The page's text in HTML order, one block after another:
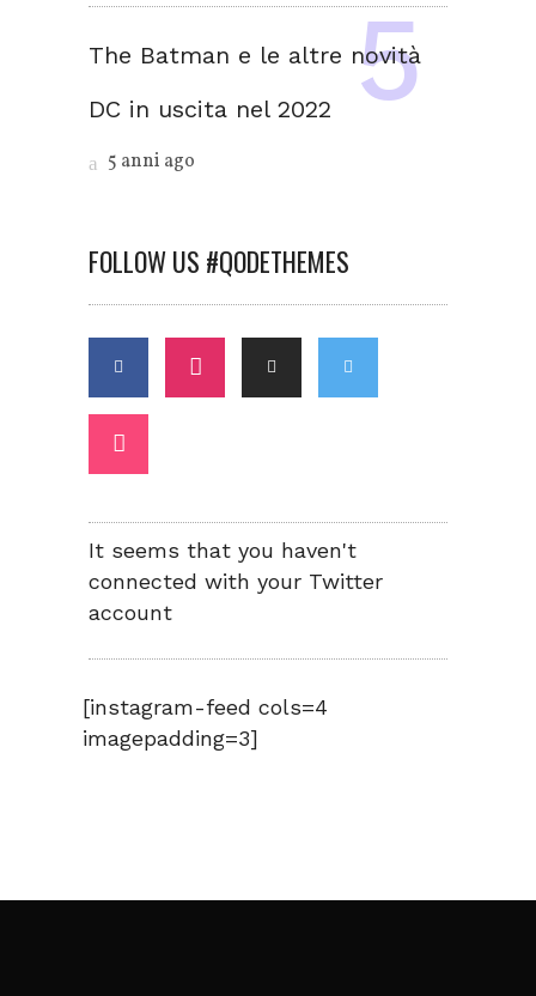
The Batman e le altre novità
DC in uscita nel 2022
5 anni ago
FOLLOW US #QODETHEMES
It seems that you haven't
connected with your Twitter
account
[instagram-feed cols=4
imagepadding=3]